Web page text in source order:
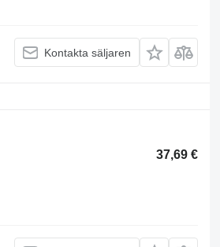
Kontakta säljaren
37,69 €